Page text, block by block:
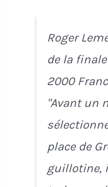
Roger
de la
2000
"Avant un
place de
guillotine,